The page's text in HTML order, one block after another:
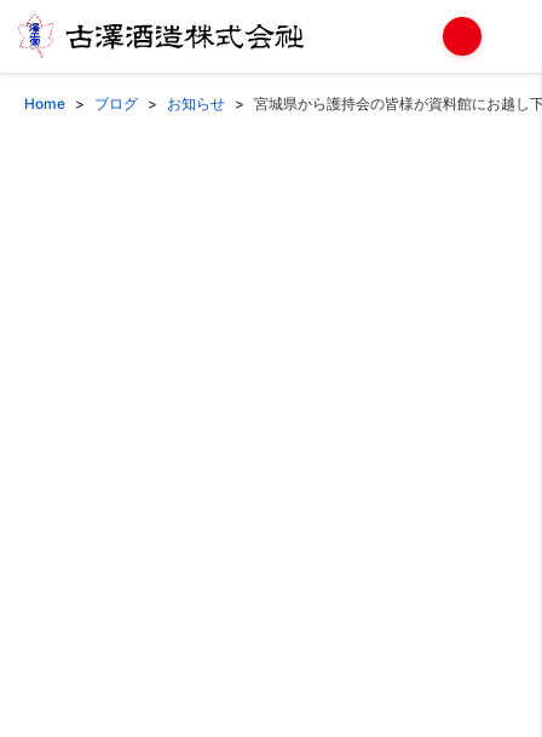
Home ブログ お知らせ 宮城県から護持会の皆様が資料館にお越し